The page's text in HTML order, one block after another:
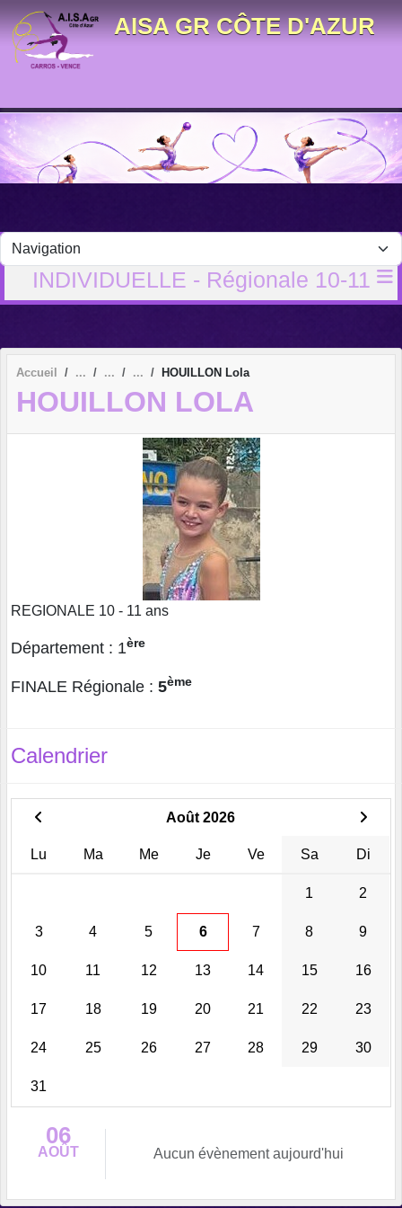
AISA GR CÔTE D'AZUR
INDIVIDUELLE - Régionale 10-11
Accueil HOUILLON Lola
HOUILLON LOLA
REGIONALE 10 - 11 ans
Département : 1ère
FINALE Régionale : 5ème
Calendrier
Août 2026
Lu Ma Me Je Ve Sa Di
1 2
3 4 5 6 7 8 9
10 11 12 13 14 15 16
17 18 19 20 21 22 23
24 25 26 27 28 29 30
31
06
AOÛT Aucun évènement aujourd'hui
Panneau de gestion des cookies